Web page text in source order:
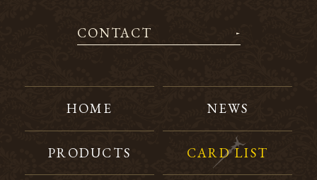
CONTACT
HOME NEWS
PRODUCTS CARD LIST